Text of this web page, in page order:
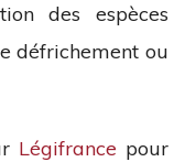
des espèces
défrichement ou
Légifrance pour